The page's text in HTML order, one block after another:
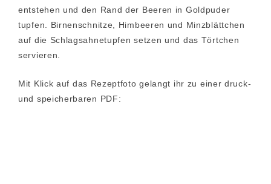
entstehen und den Rand der Beeren in Goldpuder
tupfen. Birnenschnitze, Himbeeren und Minzblättchen
auf die Schlagsahnetupfen setzen und das Törtchen
servieren.
Mit Klick auf das Rezeptfoto gelangt ihr zu einer druck-
und speicherbaren PDF: